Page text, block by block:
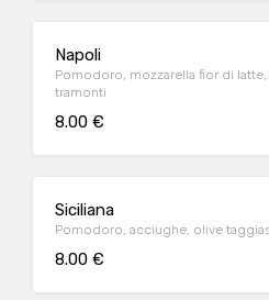
Napoli
Pomodoro, mozzarella fior di
tramonti
8.00 €
Siciliana
Pomodoro, acciughe, olive
8.00 €